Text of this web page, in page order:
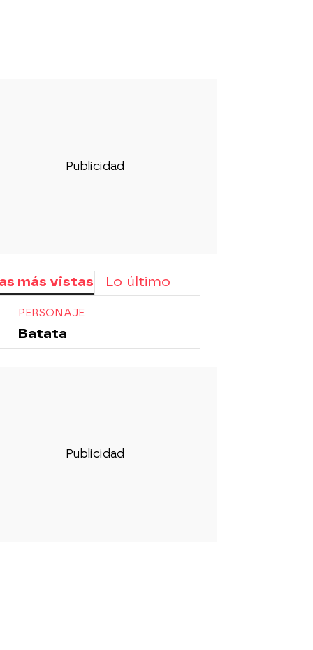
más vistas Lo último
PERSONAJE
Batata